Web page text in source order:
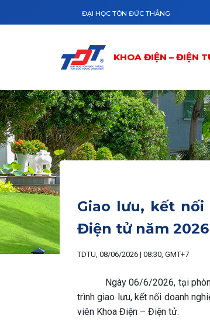
ĐẠI HỌC TÔN ĐỨC THẮNG
KHOA ĐIỆN – ĐIỆN
Giao lưu, kết
Điện tử năm 2026
TDTU, 08/06/2026 | 08:30, GMT+7
Ngày 06/6/2026, tại
trình giao lưu, kết nối doanh
viên Khoa Điện – Điện tử.